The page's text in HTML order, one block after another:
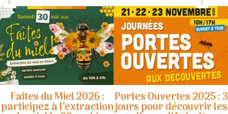
Faites du Miel 2026 :
participez à l’extraction
Portes Ouvertes 2025 : 3
jours pour découvrir les